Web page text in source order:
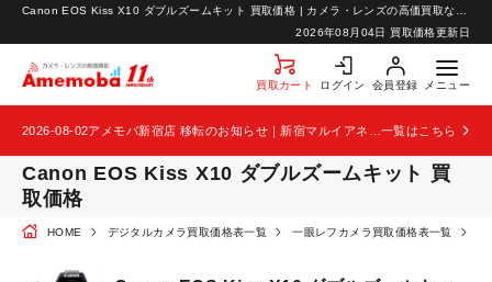
2026年08月04日 買取価格更新日
買取カート ログイン 会員登録 メニュー
お問い合わせ
2026-08-02 一覧はこちら
Canon EOS Kiss X10 ダブルズームキット 買
取価格
HOME デジタルカメラ買取価格表一覧 一眼レフカメラ買取価格表一覧